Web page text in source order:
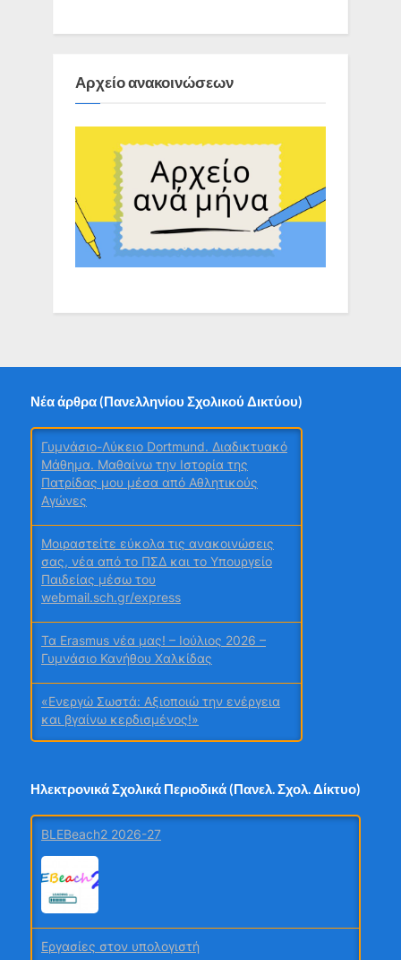
Αρχείο ανακοινώσεων
Νέα άρθρα (Πανελληνίου Σχολικού Δικτύου)
Γυμνάσιο-Λύκειο Dortmund. Διαδικτυακό
Μάθημα. Μαθαίνω την Ιστορία της
Πατρίδας μου μέσα από Αθλητικούς
Αγώνες
Μοιραστείτε εύκολα τις ανακοινώσεις
σας, νέα από το ΠΣΔ και το Υπουργείο
Παιδείας μέσω του
webmail.sch.gr/express
Τα Erasmus νέα μας! – Ιούλιος 2026 –
Γυμνάσιο Κανήθου Χαλκίδας
«Ενεργώ Σωστά: Αξιοποιώ την ενέργεια
και βγαίνω κερδισμένος!»
Ταξίδι γνώσης και συμπερίληψης στη
Βιέννη για εκπαιδευτικούς του 6ου
Γυμνασίου Λάρισας
Χρυσή Διάκριση στα Education Leaders
Ηλεκτρονικά Σχολικά Περιοδικά (Πανελ. Σχολ. Δίκτυο)
BLEBeach2 2026-27
Εργασίες στον υπολογιστή